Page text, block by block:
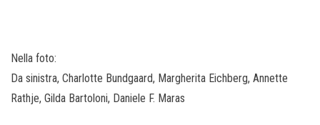
Nella foto:
Da sinistra, Charlotte Bundgaard, Margherita Eichberg, Annette
Rathje, Gilda Bartoloni, Daniele F. Maras